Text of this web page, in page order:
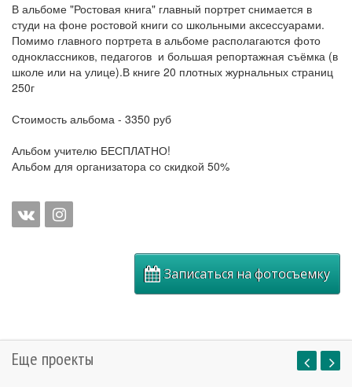
В альбоме "Ростовая книга" главный портрет снимается в
студи на фоне ростовой книги со школьными аксессуарами.
Помимо главного портрета в альбоме располагаются фото
одноклассников, педагогов и большая репортажная съёмка (в
школе или на улице).В книге 20 плотных журнальных страниц
250г
Стоимость альбома - 3350 руб
Альбом учителю БЕСПЛАТНО!
Альбом для организатора со скидкой 50%
Записаться на фотосъемку
Еще проекты